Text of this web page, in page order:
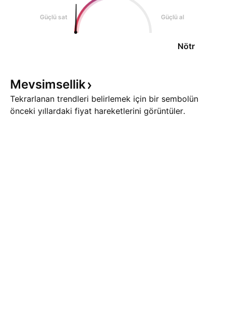
Güçlü sat Güçlü al
Nötr
Mevsimsellik
Tekrarlanan trendleri belirlemek için bir sembolün
önceki yıllardaki fiyat hareketlerini görüntüler.